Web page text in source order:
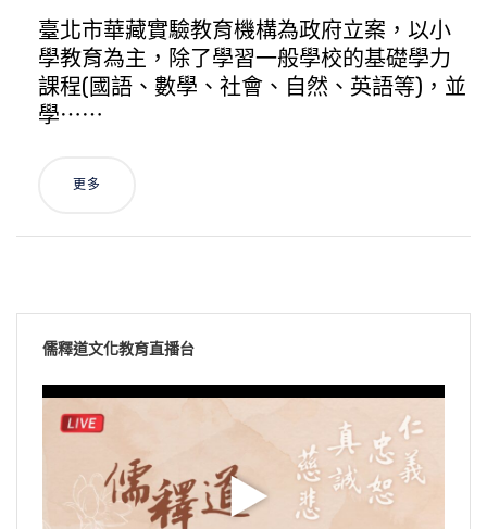
臺北市華藏實驗教育機構為政府立案，以小
學教育為主，除了學習一般學校的基礎學力
課程(國語、數學、社會、自然、英語等)，並
學⋯⋯
更多
儒釋道文化教育直播台